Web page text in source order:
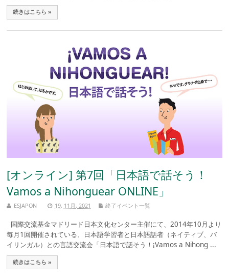
続きはこちら »
[オンライン] 第7回「日本語で話そう！
Vamos a Nihonguear ONLINE」
ESJAPON 19, 11月, 2021 終了イベント一覧
国際交流基金マドリード日本文化センター主催にて、2014年10月より
毎月1回開催されている、日本語学習者と日本語話者（ネイティブ、バ
イリンガル）との言語交流会「日本語で話そう！¡Vamos a Nihong ...
続きはこちら »